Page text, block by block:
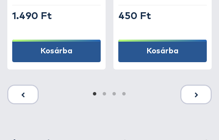
1.490 Ft
Kosárba
450 Ft
Kosárba